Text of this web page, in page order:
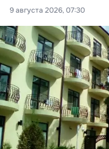
9 августа 2026, 07:30